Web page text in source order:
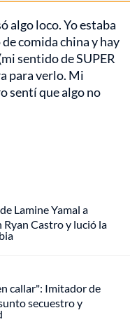
algo loco. Yo estaba
comida china y hay
sentido de SUPER
para verlo. Mi
sentí que algo no
Lamine Yamal a
Castro y lució la
callar": Imitador de
secuestro y